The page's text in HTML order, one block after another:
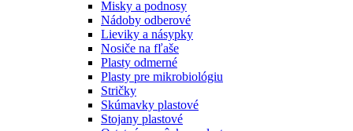
Misky a podnosy
Nádoby odberové
Lieviky a násypky
Nosiče na fľaše
Plasty odmerné
Plasty pre mikrobiológiu
Stričky
Skúmavky plastové
Stojany plastové